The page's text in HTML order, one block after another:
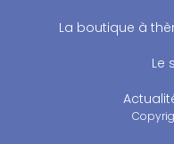
La boutique à
Le